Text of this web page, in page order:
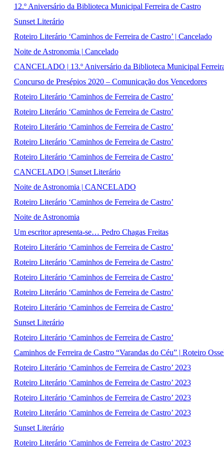
12.º Aniversário da Biblioteca Municipal Ferreira de Castro
Sunset Literário
Roteiro Literário ‘Caminhos de Ferreira de Castro’ | Cancelado
Noite de Astronomia | Cancelado
CANCELADO | 13.º Aniversário da Biblioteca Municipal
Concurso de Presépios 2020 – Comunicação dos Vencedores
Roteiro Literário ‘Caminhos de Ferreira de Castro’
Roteiro Literário ‘Caminhos de Ferreira de Castro’
Roteiro Literário ‘Caminhos de Ferreira de Castro’
Roteiro Literário ‘Caminhos de Ferreira de Castro’
Roteiro Literário ‘Caminhos de Ferreira de Castro’
CANCELADO | Sunset Literário
Noite de Astronomia | CANCELADO
Roteiro Literário ‘Caminhos de Ferreira de Castro’
Noite de Astronomia
Um escritor apresenta-se… Pedro Chagas Freitas
Roteiro Literário ‘Caminhos de Ferreira de Castro’
Roteiro Literário ‘Caminhos de Ferreira de Castro’
Roteiro Literário ‘Caminhos de Ferreira de Castro’
Roteiro Literário ‘Caminhos de Ferreira de Castro’
Roteiro Literário ‘Caminhos de Ferreira de Castro’
Sunset Literário
Roteiro Literário ‘Caminhos de Ferreira de Castro’
Caminhos de Ferreira de Castro “Varandas do Céu” | Roteiro
Roteiro Literário ‘Caminhos de Ferreira de Castro’ 2023
Roteiro Literário ‘Caminhos de Ferreira de Castro’ 2023
Roteiro Literário ‘Caminhos de Ferreira de Castro’ 2023
Roteiro Literário ‘Caminhos de Ferreira de Castro’ 2023
Sunset Literário
Roteiro Literário ‘Caminhos de Ferreira de Castro’ 2023